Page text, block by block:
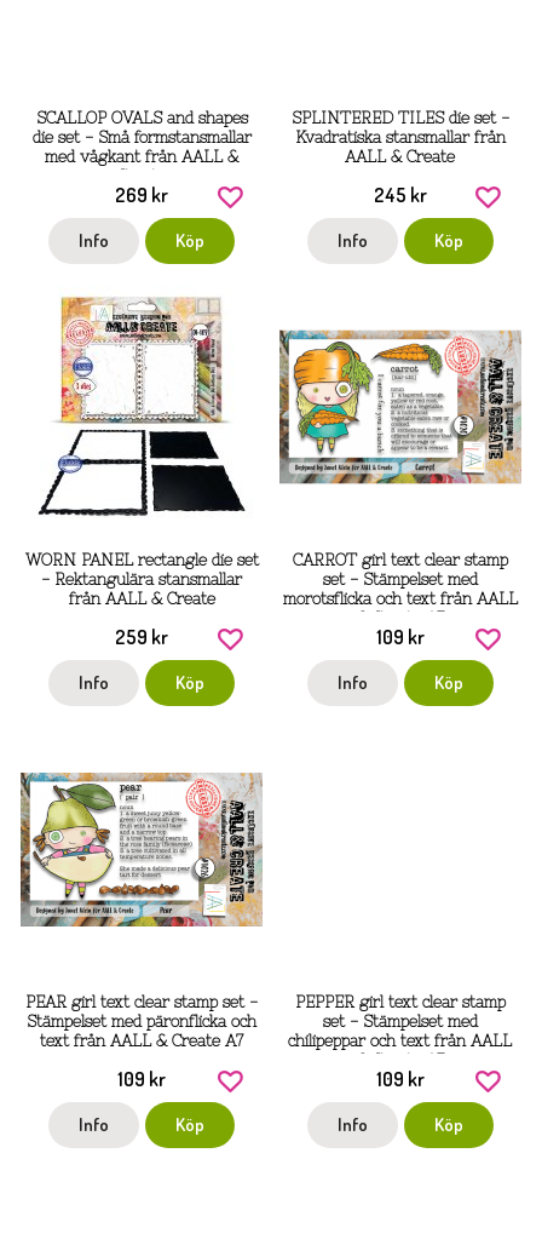
SCALLOP OVALS and shapes
die set - Små formstansmallar
med vågkant från AALL &
Create
269 kr
Info Köp
SPLINTERED TILES die set -
Kvadratiska stansmallar från
AALL & Create
245 kr
Info Köp
WORN PANEL rectangle die set
- Rektangulära stansmallar
från AALL & Create
259 kr
Info Köp
CARROT girl text clear stamp
set - Stämpelset med
morotsflicka och text från AALL
& Create A7
109 kr
Info Köp
PEAR girl text clear stamp set -
Stämpelset med päronflicka och
text från AALL & Create A7
109 kr
Info Köp
PEPPER girl text clear stamp
set - Stämpelset med
chilipeppar och text från AALL
109 kr
Info Köp